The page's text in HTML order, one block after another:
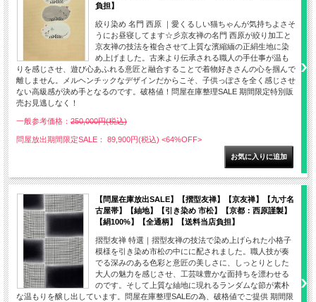
負担】
絞り染め 名門 西原 ｜愛くるしい猫ちゃんが気持ちよさそ
うにお昼寝してます☆彡京友禅の名門 西原が絞り加工と
京友禅の技法を複合させて上質な濱縮緬の正絹生地に染
め上げました。古来より伝承される職人の手仕事が温も
りを感じさせ、遊び心あふれる意匠と融合することで着物好きさんの心を掴んで
離しません。メルヘンチックなデザインだからこそ、子供っぽさを全く感じさせ
ない高級感が決め手となるのです。破格値！問屋在庫整理SALE 期間限定特別販
売お見逃しなく！
一般参考価格： 250,000円(税込)
問屋放出期間限定SALE： 89,900円(税込) <64%OFF>
【問屋在庫放出SALE】【摺型友禅】【京友禅】【九寸名
古屋帯】【紬地】【引き染め 市松】【京都：西原謹製】
【絹100%】【全通柄】【送料当店負担】
摺型友禅 特選｜摺型友禅の技法で染め上げられた小格子
模様を引き染め市松の中にに配されました。職人技が奏
でる深みのある色彩と意匠の美しさに、しっとりとした
大人の魅力を感じさせ、工芸味豊かな面持ちを漂わせる
のです。そして上質な紬地に現れるランダムな節が素朴
な温もりを醸し出しています。問屋在庫整理SALEの為、破格値でご提供 期間限